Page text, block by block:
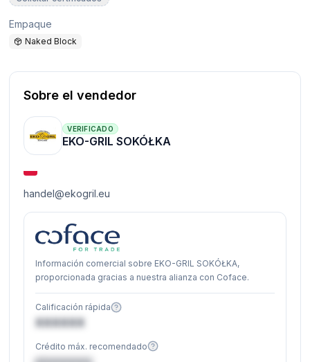
Empaque
Naked Block
Sobre el vendedor
VERIFICADO
EKO-GRIL SOKÓŁKA
handel@ekogril.eu
Información comercial sobre EKO-GRIL SOKÓŁKA,
proporcionada gracias a nuestra alianza con Coface.
Calificación rápida
XXXXXX
Crédito máx. recomendado